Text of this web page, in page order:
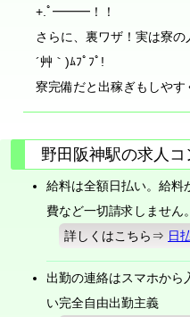
+.ﾟ━━━！！
さらに、裏ワザ！実は寮
´艸｀)ﾑﾌﾟﾌﾟ!
寮完備だと出稼ぎもしやす
野田阪神駅の求人
給料は全額日払い。給料
費など一切請求しません
詳しくはこちら⇒ 日
出勤の連絡はスマホから
い完全自由出勤主義